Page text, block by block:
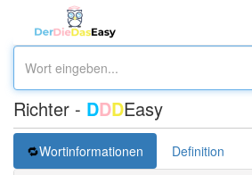
Richter - DDDEasy
Wortinformationen Definition